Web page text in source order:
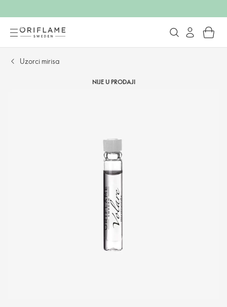
Uzorci mirisa
NIJE U PRODAJI